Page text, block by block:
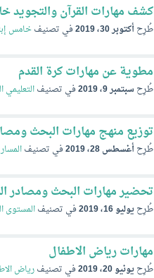
كشف مهارات القرآن والتجويد خامس ف1 الفصل
طُرِحأكتوبر 30، 2019 في تصنيفخامس
مطوية عن مهارات كرة القدم
طُرِح سبتمبر 9، 2019 في تصنيفالتعليمي
توزيع منهج مهارات البحث ومصادر
طُرِحأغسطس 28، 2019 في تصنيف
تحضير مهارات البحث ومصادر المعلومات 3 ثاني ثانوي
طُرِحيوليو 16، 2019 في تصنيفالمستوى
مهارات رياض الاطفال
طُرِحيونيو 20، 2019 في تصنيفرياض